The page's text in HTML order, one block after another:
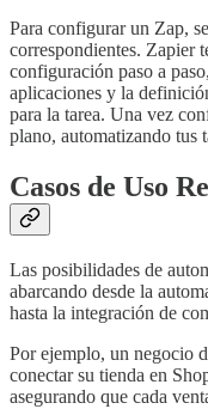
Para configurar un Zap,
correspondientes. Zapier
configuración paso a
aplicaciones y la
para la tarea. Una vez
plano, automatizando tus
Casos de Uso
Las posibilidades de
abarcando desde la
hasta la integración de
Por ejemplo, un negocio
conectar su tienda en
asegurando que cada